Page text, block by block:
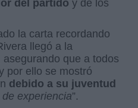
del partido y de los
la carta recordando
llegó a la
que a todos
por ello se mostró
debido a su juventud
de experiencia”.